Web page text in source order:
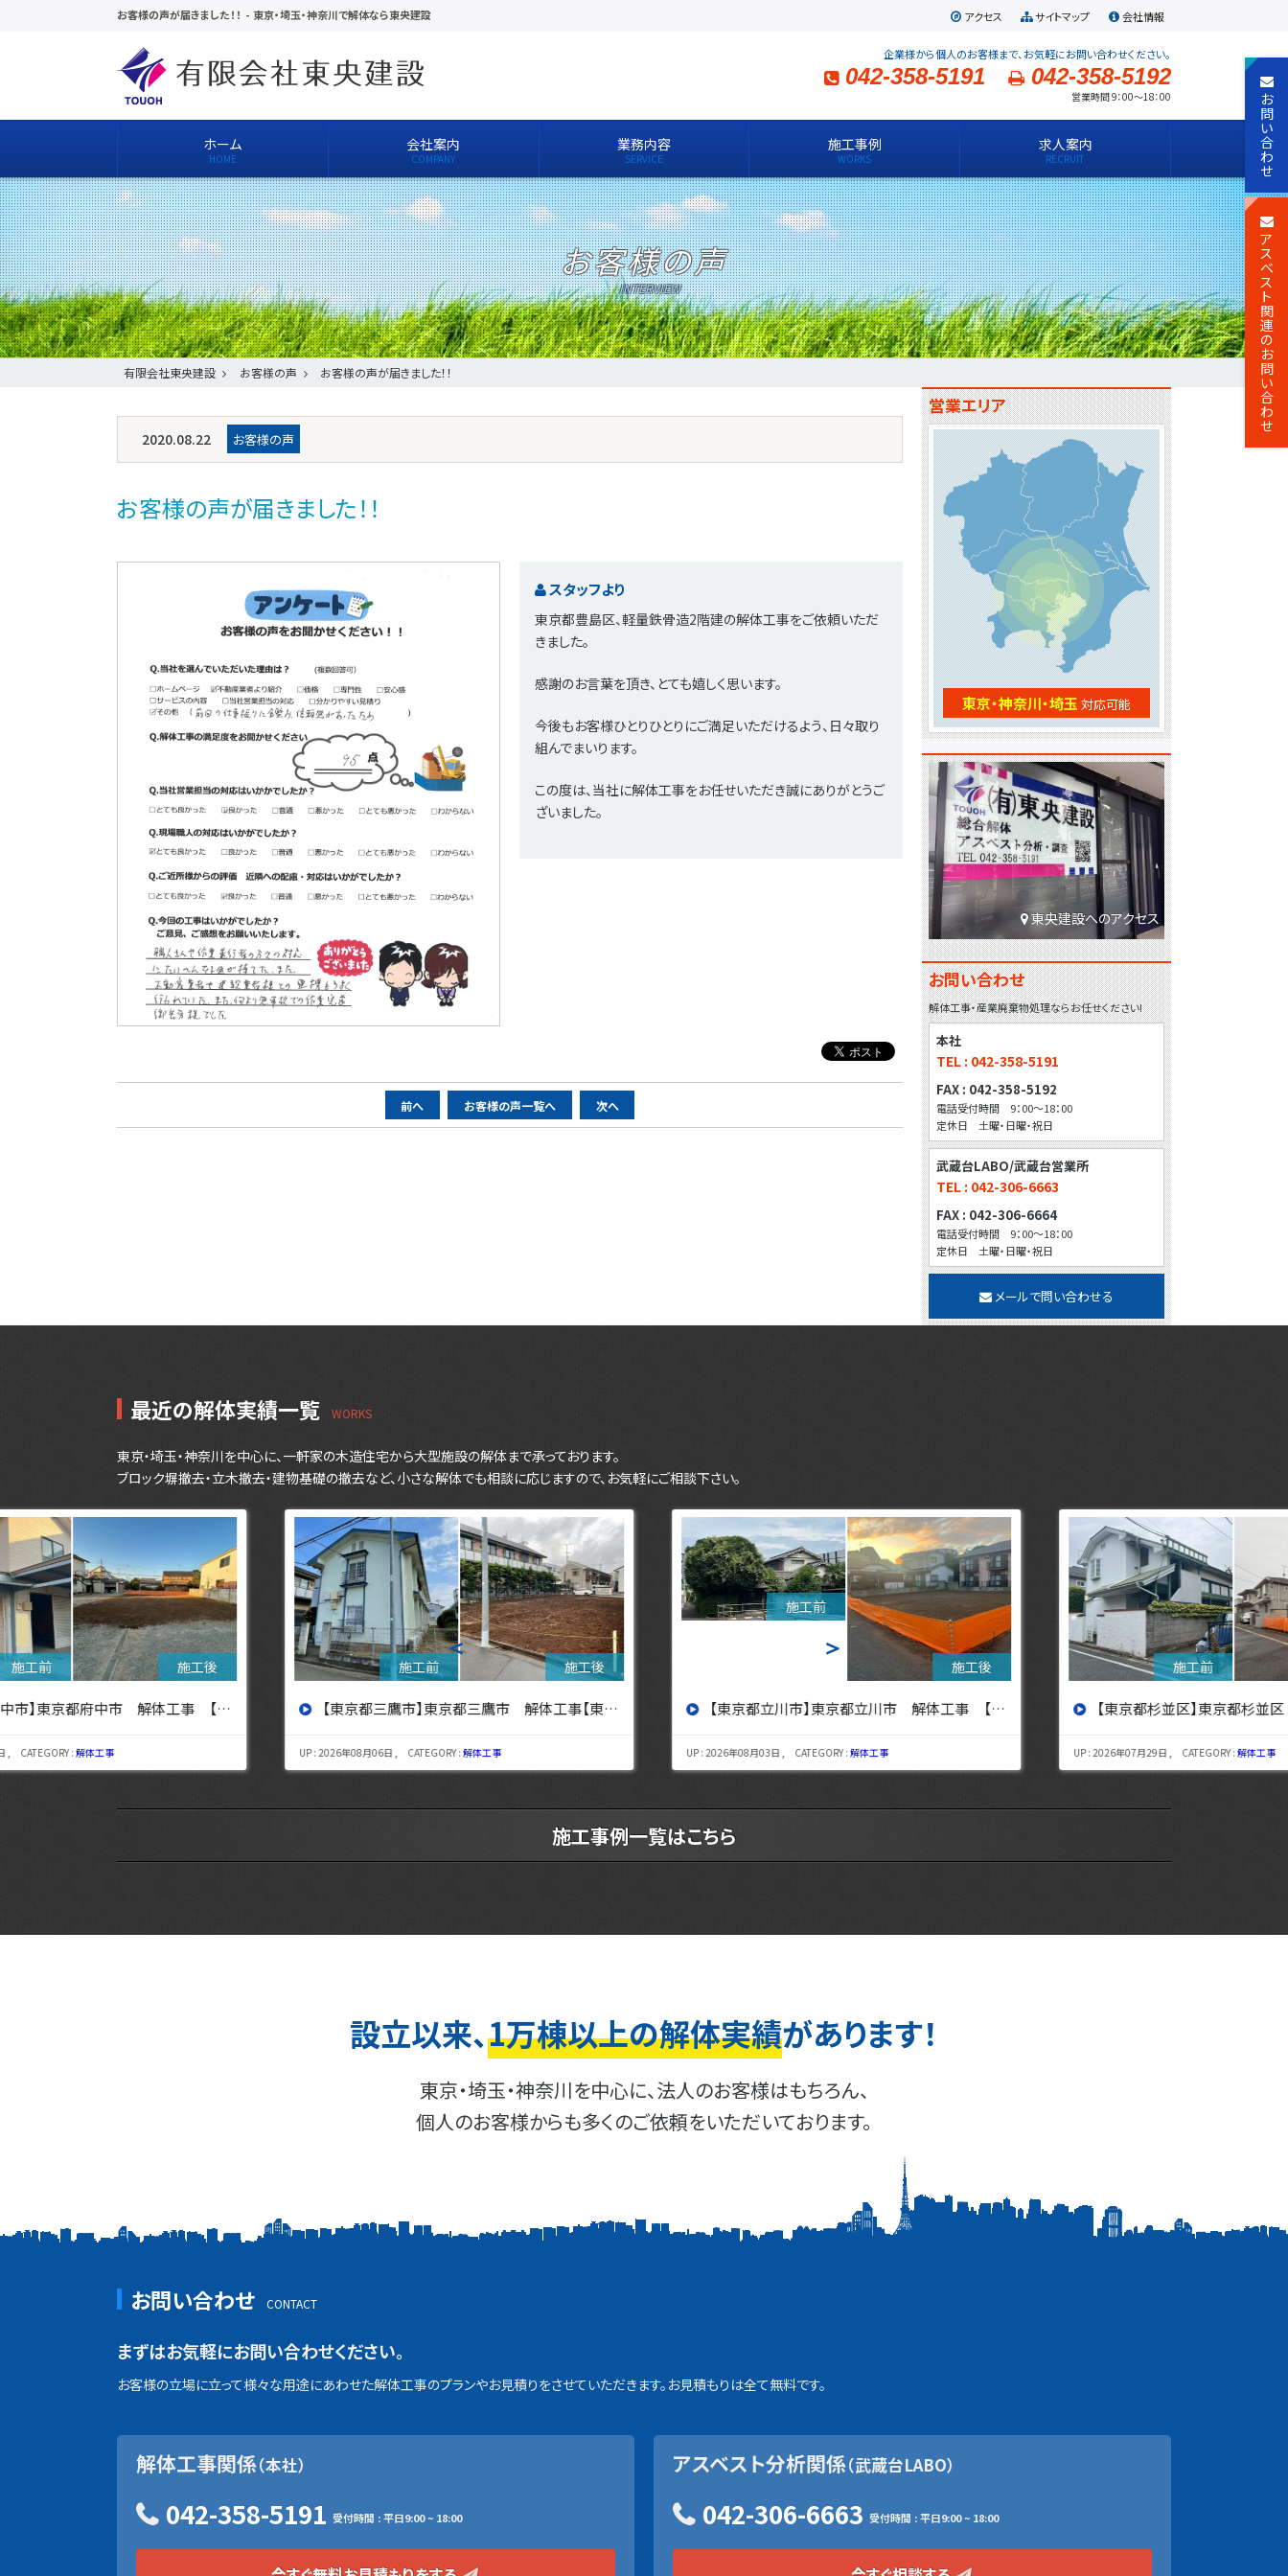
お客様の声が届きました！！ - 東京・埼玉・神奈川で解体なら東央建設 アクセス サイトマップ 会社情報
企業様から個人のお客様まで、お気軽にお問い合わせください。
042-358-5191 042-358-5192
営業時間 9：00～18：00
ホーム 会社案内 業務内容 施工事例 求人案内
お客様の声
有限会社東央建設 お客様の声 お客様の声が届きました！！
2020.08.22 お客様の声
お客様の声が届きました！！
スタッフより
東京都豊島区、軽量鉄骨造2階建の解体工事をご依頼いただ
きました。
感謝のお言葉を頂き、とても嬉しく思います。
今後もお客様ひとりひとりにご満足いただけるよう、日々取り
組んでまいります。
この度は、当社に解体工事をお任せいただき誠にありがとうご
ざいました。
ー
ン
前へ お客様の声一覧へ 次へ
営業エリア
東京・神奈川・埼玉 対応可能
東央建設へのアクセス
お問い合わせ
解体工事・産業廃棄物処理ならお任せください!
本社
TEL : 042-358-5191
FAX : 042-358-5192
電話受付時間 9：00～18：00
定休日 土曜・日曜・祝日
武蔵台LABO/武蔵台営業所
TEL : 042-306-6663
FAX : 042-306-6664
電話受付時間 9：00～18：00
定休日 土曜・日曜・祝日
メールで問い合わせる
最近の解体実績一覧
東京・埼玉・神奈川を中心に、一軒家の木造住宅から大型施設の解体まで承っております。
ブロック塀撤去・立木撤去・建物基礎の撤去など、小さな解体でも相談に応じますので、お気軽にご相談下さい。
＜
】 【東京都三鷹市】東京都三鷹市 解体工事【東京・埼玉・神奈川の解体工事なら東央建設へ】
UP : 2026年08月06日 , CATEGORY : 解体工事
【東京都立川市】東京都立川市 解体工事 【東京・埼玉・神奈川の解体工事なら東央建設へ】
UP : 2026年08月03日 , CATEGORY : 解体工事
【東京都杉並区】東京都杉並区 解体工事【東京・埼玉・神奈川の解体工事なら東央建設へ】
UP : 2026年07月29日 , CATEGORY : 解体工事 UP :
＞
施工事例一覧はこちら
設立以来、1万棟以上の解体実績があります！
東京・埼玉・神奈川を中心に、法人のお客様はもちろん、
個人のお客様からも多くのご依頼をいただいております。
お問い合わせ
まずはお気軽にお問い合わせください。
お客様の立場に立って様々な用途にあわせた解体工事のプランやお見積りをさせていただきます。お見積もりは全て無料です。
解体工事関係（本社）
042-358-5191 受付時間 : 平日9:00 ~ 18:00
アスベスト分析関係（武蔵台LABO）
042-306-6663 受付時間 : 平日9:00 ~ 18:00
お
問
い
合
わ
せ
ア
ス
ベ
ス
ト
関
連
の
お
問
い
合
わ
せ